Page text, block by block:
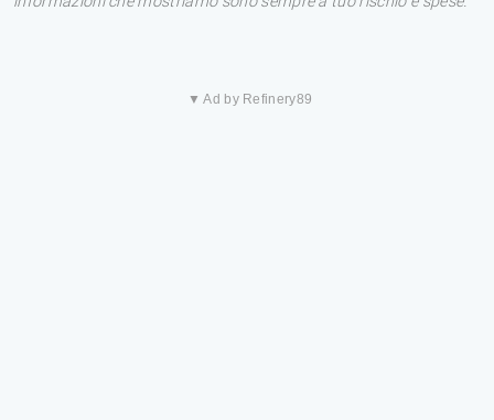
▼ Ad by Refinery89